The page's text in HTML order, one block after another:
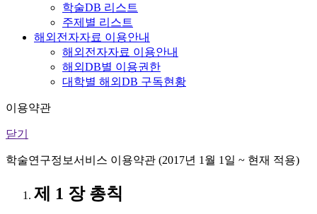
학술DB 리스트
주제별 리스트
해외전자자료 이용안내
해외전자자료 이용안내
해외DB별 이용권한
대학별 해외DB 구독현황
이용약관
닫기
학술연구정보서비스 이용약관 (2017년 1월 1일 ~ 현재 적용)
제 1 장 총칙